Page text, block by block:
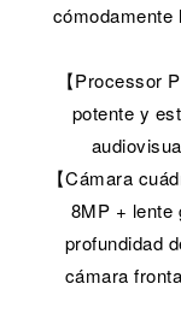
cómodamente
【Processor
potente y
【Cámara
8MP + lente
profundidad
cámara